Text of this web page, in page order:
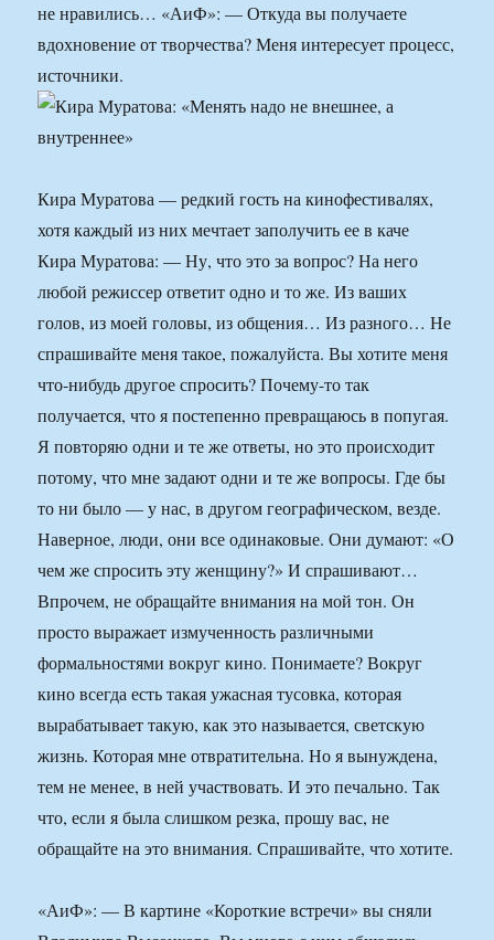
не нравились… «АиФ»: — Откуда вы получаете
вдохновение от творчества? Меня интересует процесс,
источники.
Кира Муратова — редкий гость на кинофестивалях,
хотя каждый из них мечтает заполучить ее в каче
Кира Муратова: — Ну, что это за вопрос? На него
любой режиссер ответит одно и то же. Из ваших
голов, из моей головы, из общения… Из разного… Не
спрашивайте меня такое, пожалуйста. Вы хотите меня
что-нибудь другое спросить? Почему-то так
получается, что я постепенно превращаюсь в попугая.
Я повторяю одни и те же ответы, но это происходит
потому, что мне задают одни и те же вопросы. Где бы
то ни было — у нас, в другом географическом, везде.
Наверное, люди, они все одинаковые. Они думают: «О
чем же спросить эту женщину?» И спрашивают…
Впрочем, не обращайте внимания на мой тон. Он
просто выражает измученность различными
формальностями вокруг кино. Понимаете? Вокруг
кино всегда есть такая ужасная тусовка, которая
вырабатывает такую, как это называется, светскую
жизнь. Которая мне отвратительна. Но я вынуждена,
тем не менее, в ней участвовать. И это печально. Так
что, если я была слишком резка, прошу вас, не
обращайте на это внимания. Спрашивайте, что хотите.
«АиФ»: — В картине «Короткие встречи» вы сняли